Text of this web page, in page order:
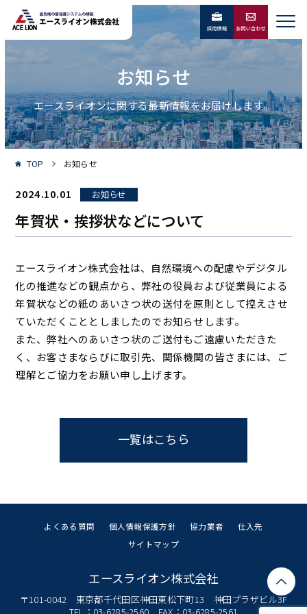
お知らせ
エースライオンに関する最新情報をお届けします。
TOP お知らせ
2024.10.01 お知らせ
年賀状・挨拶状などについて
エースライオン株式会社は、自然環境への配慮やデジタル
化の推進などの観点から、弊社の役員および従業員による
年賀状などの紙のあいさつ状の送付を原則として控えさせ
ていただくこととしましたのでお知らせします。
また、弊社へのあいさつ状のご送付もご遠慮いただきた
く、お客さまならびに取引先、関係機関の皆さまには、ご
理解とご協力をお願い申し上げます。
一覧はこちら
よくある質問 個人情報保護方針 協力業者
仕入先
サイトマップ
エースライオン株式会社
〒101-0042 東京都千代田区神田東松下町13 神田プラザビル3F